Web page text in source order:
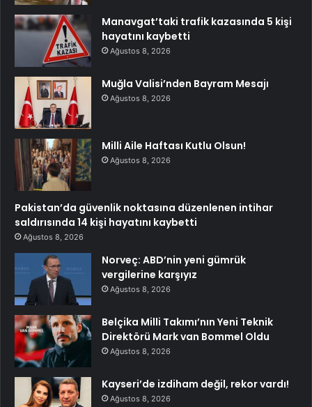
Manavgat’taki trafik kazasında 5 kişi
hayatını kaybetti
Ağustos 8, 2026
Muğla Valisi’nden Bayram Mesajı
Ağustos 8, 2026
Milli Aile Haftası Kutlu Olsun!
Ağustos 8, 2026
Pakistan’da güvenlik noktasına düzenlenen intihar
saldırısında 14 kişi hayatını kaybetti
Ağustos 8, 2026
Norveç: ABD’nin yeni gümrük
vergilerine karşıyız
Ağustos 8, 2026
Belçika Milli Takımı’nın Yeni Teknik
Direktörü Mark van Bommel Oldu
Ağustos 8, 2026
Kayseri’de izdiham değil, rekor vardı!
Ağustos 8, 2026